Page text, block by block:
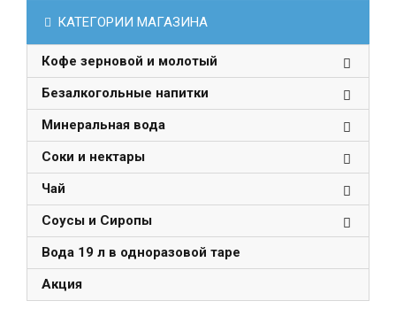
КАТЕГОРИИ МАГАЗИНА
Кофе зерновой и молотый
Безалкогольные напитки
Минеральная вода
Соки и нектары
Чай
Соусы и Сиропы
Вода 19 л в одноразовой таре
Акция